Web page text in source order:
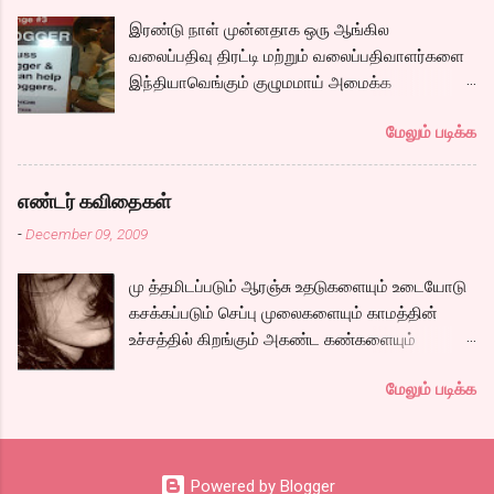
ஆறு போல ஓடுகிறது படம். பெரியதாய் கதை ஏதும்
நகராவிட்டாலும், ரீமாவின் அதிரடி கேரக்டரும்,
ஆண்ட்ரியாவின் அமைதியான கேரக்டரும்,
கார்த்தியின் அடாவடி, தடாலடி வெட்டி பேச்சு க...
இரண்டு நாள் முன்னதாக ஒரு ஆங்கில
வலைப்பதிவு திரட்டி மற்றும் வலைப்பதிவாளர்களை
இந்தியாவெங்கும் குழுமமாய் அமைக்க
பதிவர் சந்திப்புக்கு ஏற்பாடு செய்திருந்தது.
இவர்கள் வருடா வருடம் நடத்துவதுதான். இம்முறை
நிறைய தமிழ் வலைப்பூக்கள் நடத்துபவர்களும்
கலந்து கொண்டோம்.
மேலும் படிக்க
எண்டர் கவிதைகள்
-December 09, 2009
மு த்தமிடப்படும் ஆரஞ்சு உதடுகளையும் உடையோடு
கசக்கப்படும் செப்பு முலைகளையும் காமத்தின்
உச்சத்தில் கிறங்கும் அகண்ட கண்களையும்
நீண்ட பயணமாய் வருடிச் செல்லும் பாம்புத்
அணைப்பையும் வேறொருவன் ஆளப்போவதை
தாங்கமுடியாமல் சாகிறேனடி நான். கவிதை by
மேலும் படிக்க
Powered by Blogger